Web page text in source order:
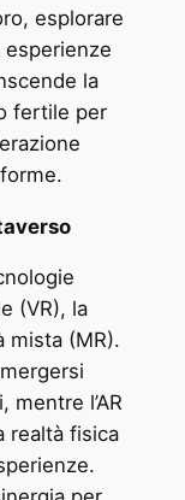
esplorare
la
fertile per
(VR), la
mista (MR).
l’AR
realtà fisica